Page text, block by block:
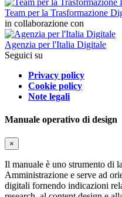
Team per la Trasformazione
in collaborazione con
Agenzia per l'Italia Digitale
Seguici su
Privacy policy
Cookie policy
Note legali
Manuale operativo di design
×
Il manuale è uno strumento di
Amministrazione e serve ad
digitali fornendo indicazioni